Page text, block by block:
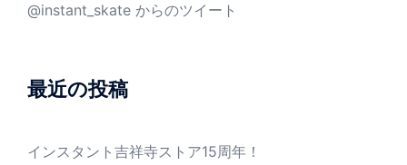
@instant_skate からのツイート
最近の投稿
インスタント吉祥寺ストア15周年！